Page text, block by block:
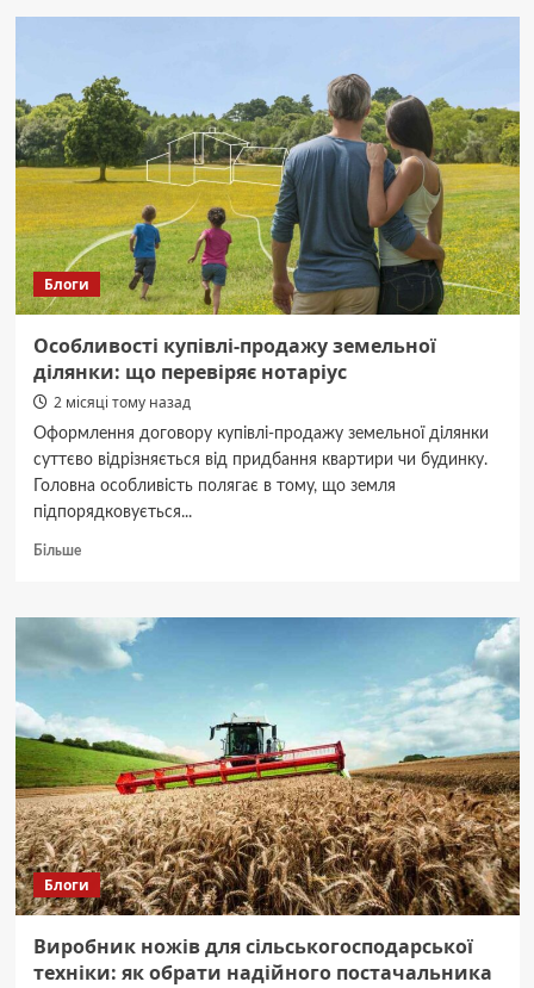
Блоги
Особливості купівлі-продажу земельної
ділянки: що перевіряє нотаріус
2 місяці тому назад
Оформлення договору купівлі-продажу земельної ділянки
суттєво відрізняється від придбання квартири чи будинку.
Головна особливість полягає в тому, що земля
підпорядковується...
БільшеДокладніше
купівлі-
продажу
земельної
ділянки:
перевіряє
нотаріус
Блоги
Виробник ножів для сільськогосподарської
техніки: як обрати надійного постачальника